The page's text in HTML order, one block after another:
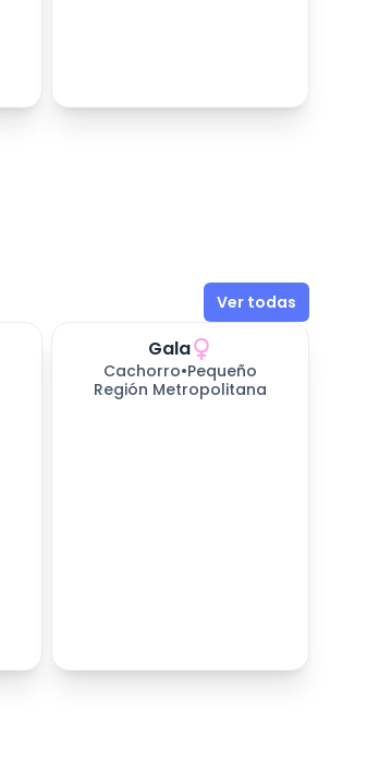
Ver todas
Gala
Cachorro•Pequeño
Región Metropolitana